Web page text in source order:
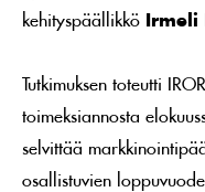
kehityspäällikkö Irmeli
Tutkimuksen toteutti
toimeksiannosta
selvittää
osallistuvien